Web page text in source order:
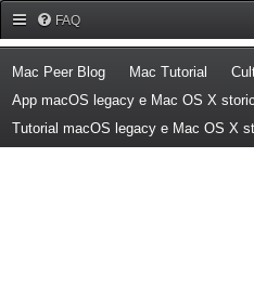
FAQ
Mac Peer Blog(Opens a new tab)
Mac Tutorial
App macOS legacy e Mac OS X
Tutorial macOS legacy e Mac OS X